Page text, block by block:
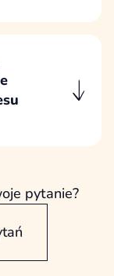
podstaw.
pytanie?